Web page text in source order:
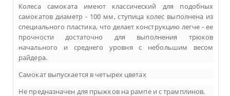
Колеса самоката имеют классический для подобных
самокатов диаметр - 100 мм, ступица колес выполнена из
специального пластика, что делает конструкцию легче -ее
прочности достаточно для выполнения трюков
начального и среднего уровня с небольшим весом
райдера.
Самокат выпускается в четырех цветах
Не предназначен для прыжков на рампе и с трамплинов.